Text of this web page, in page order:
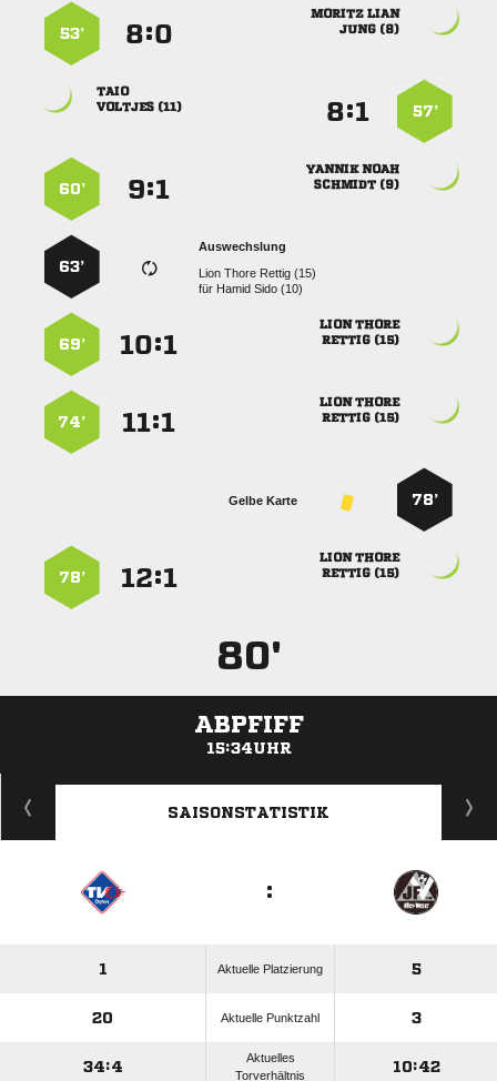
 
 
:
53’
57’
:

 
 
 
:
60’
Auswechslung
   
für   
63’
 
 
:
69’
 
 
:
74’
78’
Gelbe Karte
 
 
:
78’
80'
ABPFIFF
15:34UHR
ANZEIGE
SAISONSTATISTIK
:
1 Aktuelle Platzierung 5
20 Aktuelle Punktzahl 3
34:4
Aktuelles
Torverhältnis
10:42